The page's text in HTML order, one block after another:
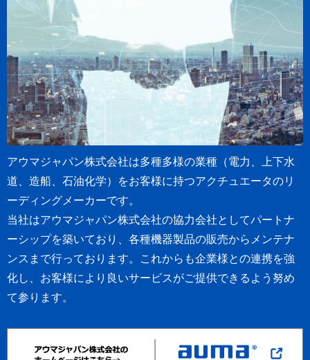
アウマジャパン株式会社は多種多様の業種（電力、上下水
道、造船、石油化学）をお客様に持つアクチュエータのリ
ーディングメーカーです。
当社はアウマジャパン株式会社の協力会社としてパートナ
ーシップを築いており、各種機器製品の販売からメンテナ
ンスまで行っております。これからも企業様との連携を強
化し、お客様により良いサービスがご提供できるよう努め
て参ります。